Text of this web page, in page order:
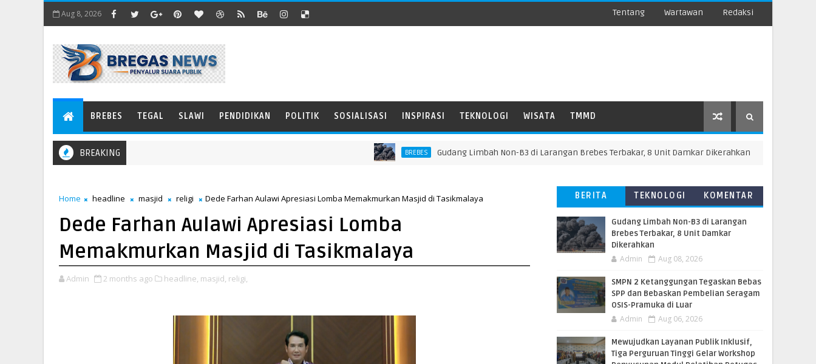
Aug 8, 2026 Tentang Wartawan Redaksi
BREBES TEGAL SLAWI PENDIDIKAN POLITIK SOSIALISASI INSPIRASI TEKNOLOGI WISATA TMMD
BREAKING BREBES ​Gudang Limbah Non-B3 di Larangan Brebes Terbakar, 8 Unit Damkar Dikerahkan
Home headline masjid religi Dede Farhan Aulawi Apresiasi Lomba Memakmurkan Masjid di Tasikmalaya
Dede Farhan Aulawi Apresiasi Lomba
Memakmurkan Masjid di Tasikmalaya
Admin 2 months ago headline, masjid, religi,
BERITA
TERBARU
TEKNOLOGI
KOMENTAR
​Gudang Limbah Non-B3 di Larangan
Brebes Terbakar, 8 Unit Damkar
Dikerahkan
Admin Aug 08, 2026
SMPN 2 Ketanggungan Tegaskan Bebas
SPP dan Bebaskan Pembelian Seragam
OSIS-Pramuka di Luar
Admin Aug 06, 2026
​Mewujudkan Layanan Publik Inklusif,
Tiga Perguruan Tinggi Gelar Workshop